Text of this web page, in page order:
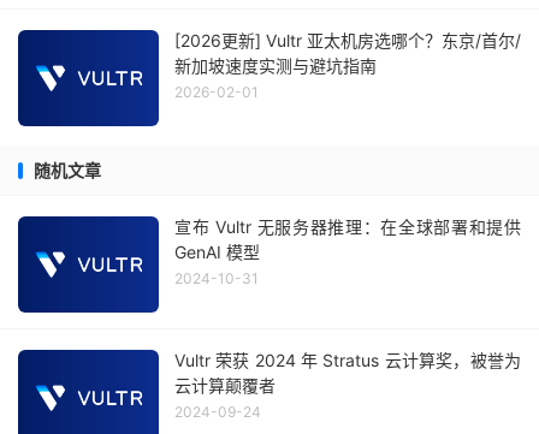
[2026更新] Vultr 亚太机房选哪个？东京/首尔/
新加坡速度实测与避坑指南
2026-02-01
随机文章
宣布 Vultr 无服务器推理：在全球部署和提供
GenAI 模型
2024-10-31
Vultr 荣获 2024 年 Stratus 云计算奖，被誉为
云计算颠覆者
2024-09-24